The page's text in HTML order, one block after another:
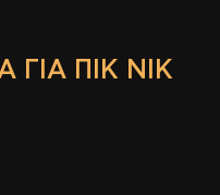
ΓΙΑ ΠΙΚ ΝΙΚ